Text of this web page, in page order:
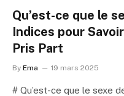
Qu’est-ce que le
Indices pour
Pris Part
By Ema 19 mars 2025
# Qu’est-ce que le sexe